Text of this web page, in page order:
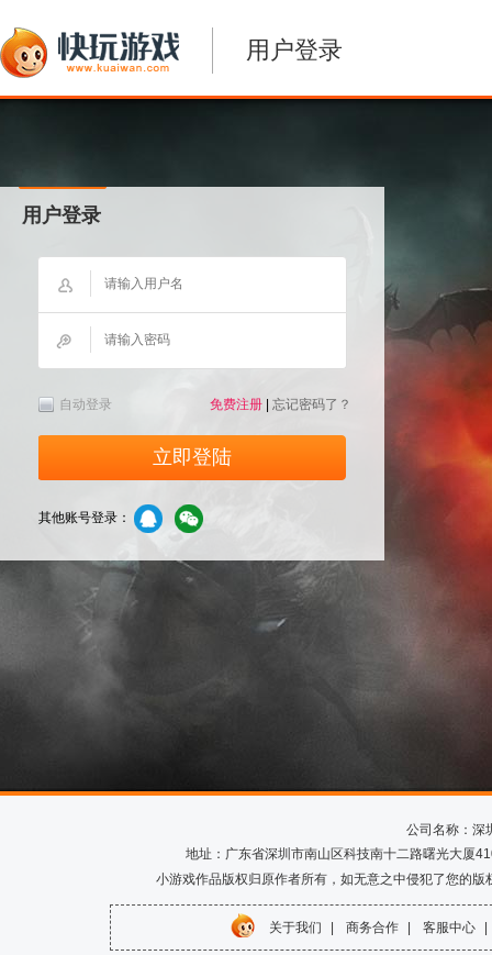
用户登录
用户登录
自动登录 免费注册 忘记密码了？
立即登陆
其他账号登录：
公司名称：深
地址：广东省深圳市南山区科技南十二路曙光大厦
小游戏作品版权归原作者所有，如无意之中侵犯了您的
关于我们 商务合作 客服中心